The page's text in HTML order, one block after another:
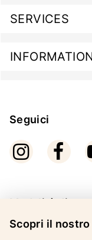
SERVICES
Seguici
Modalità di
Scopri il nostro